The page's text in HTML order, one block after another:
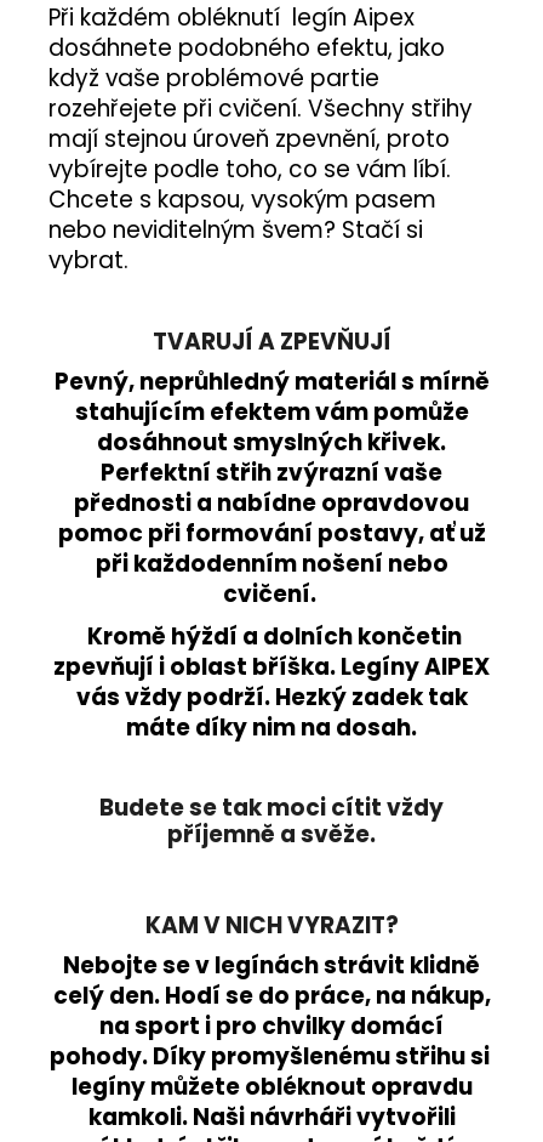
Při každém obléknutí legín Aipex
dosáhnete podobného efektu, jako
když vaše problémové partie
rozehřejete při cvičení. Všechny střihy
mají stejnou úroveň zpevnění, proto
vybírejte podle toho, co se vám líbí.
Chcete s kapsou, vysokým pasem
nebo neviditelným švem? Stačí si
vybrat.
TVARUJÍ A ZPEVŇUJÍ
Pevný, neprůhledný materiál s mírně
stahujícím efektem vám pomůže
dosáhnout smyslných křivek.
Perfektní střih zvýrazní vaše
přednosti a nabídne opravdovou
pomoc při formování postavy, ať už
při každodenním nošení nebo
cvičení.
Kromě hýždí a dolních končetin
zpevňují i oblast bříška. Legíny AIPEX
vás vždy podrží. Hezký zadek tak
máte díky nim na dosah.
Budete se tak moci cítit vždy
příjemně a svěže.
KAM V NICH VYRAZIT?
Nebojte se v legínách strávit klidně
celý den. Hodí se do práce, na nákup,
na sport i pro chvilky domácí
pohody. Díky promyšlenému střihu si
legíny můžete obléknout opravdu
kamkoli. Naši návrháři vytvořili